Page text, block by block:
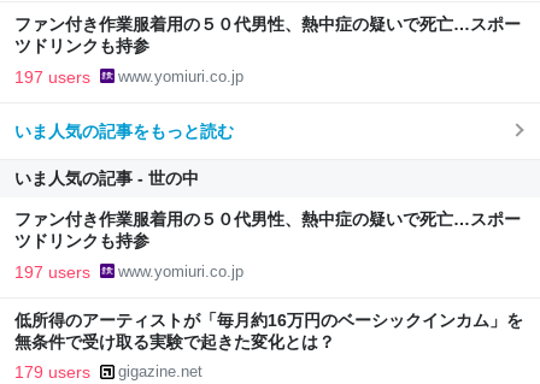
しい→「既出だと思うがここはオクトパストラベラーを推したい
(´・ω・｀)」
ファン付き作業服着用の５０代男性、熱中症の疑いで死亡…スポー
ツドリンクも持参
197 users www.yomiuri.co.jp
いま人気の記事をもっと読む
いま人気の記事 - 世の中
ファン付き作業服着用の５０代男性、熱中症の疑いで死亡…スポー
ツドリンクも持参
197 users www.yomiuri.co.jp
低所得のアーティストが「毎月約16万円のベーシックインカム」を
無条件で受け取る実験で起きた変化とは？
179 users gigazine.net